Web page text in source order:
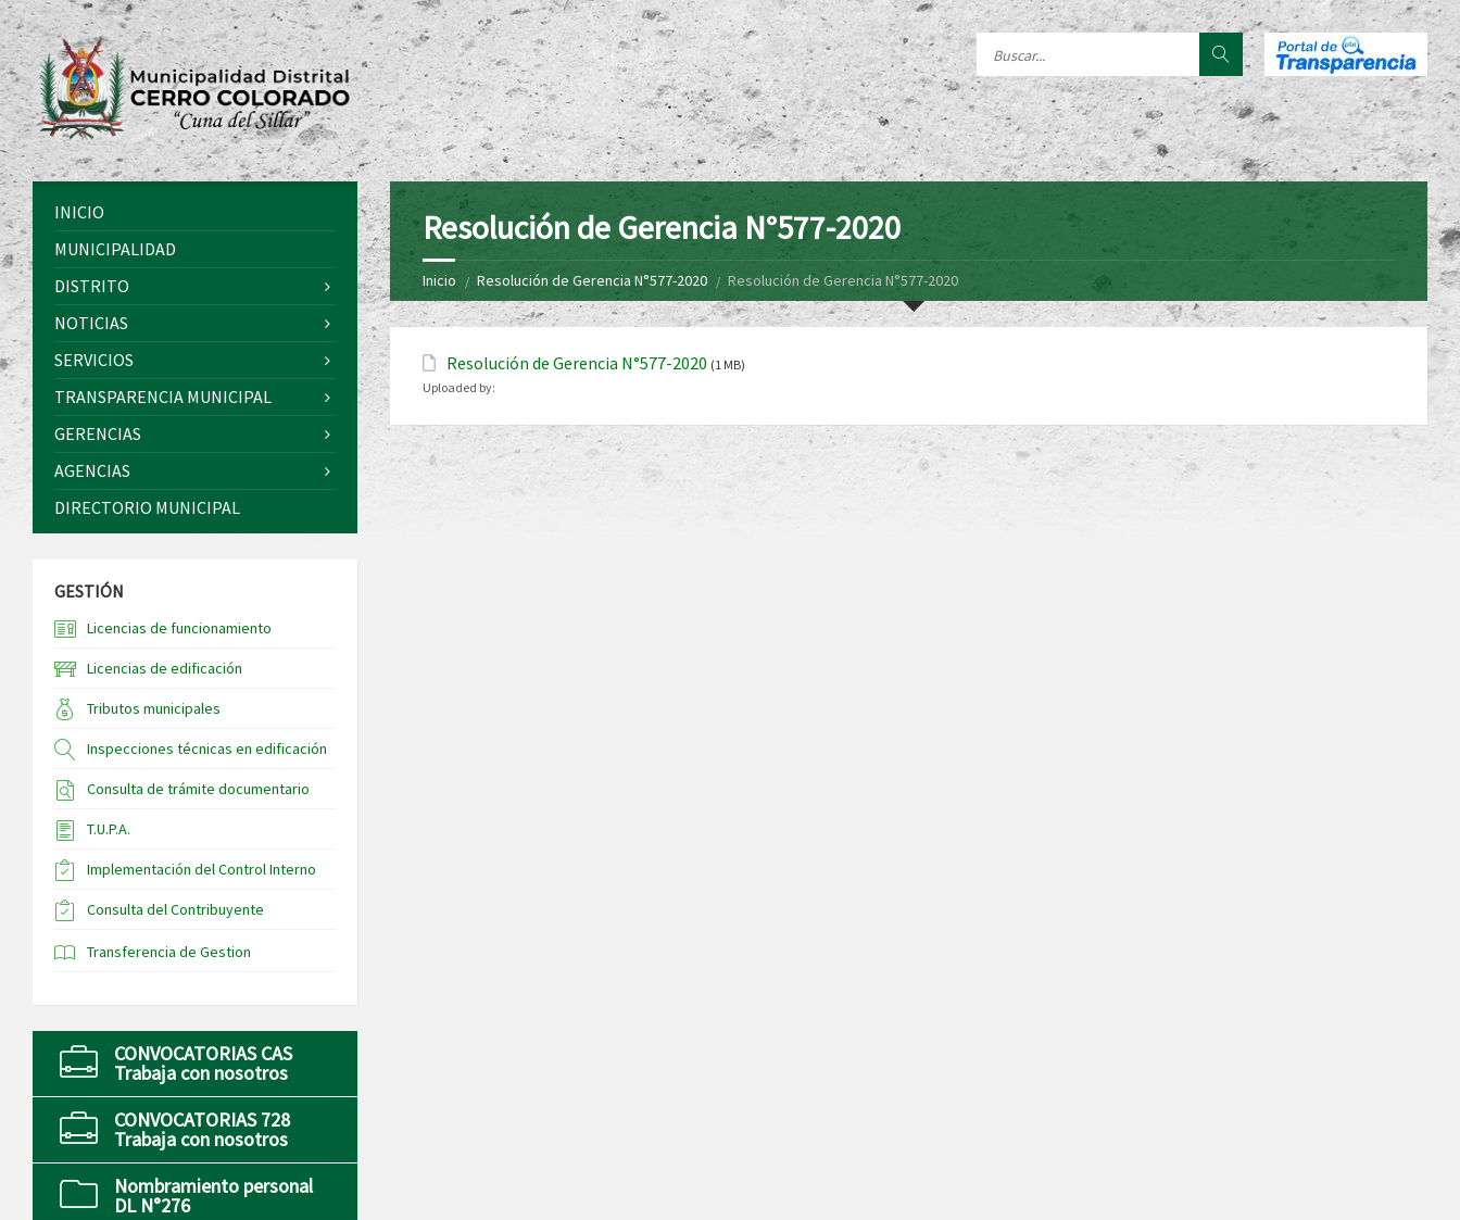
Resolución de Gerencia N°577-2020
Inicio Resolución de Gerencia N°577-2020 Resolución de Gerencia N°577-2020
Resolución de Gerencia N°577-2020 (1 MB)
Uploaded by:
INICIO
MUNICIPALIDAD
DISTRITO
NOTICIAS
SERVICIOS
TRANSPARENCIA MUNICIPAL
GERENCIAS
AGENCIAS
DIRECTORIO MUNICIPAL
GESTIÓN
Licencias de funcionamiento
Licencias de edificación
Tributos municipales
Inspecciones técnicas en edificación
Consulta de trámite documentario
T.U.P.A.
Implementación del Control Interno
Consulta del Contribuyente
Transferencia de Gestion
CONVOCATORIAS CAS
Trabaja con nosotros
CONVOCATORIAS 728
Trabaja con nosotros
Nombramiento personal
DL N°276